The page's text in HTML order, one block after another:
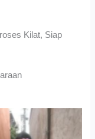
Kilat, Siap